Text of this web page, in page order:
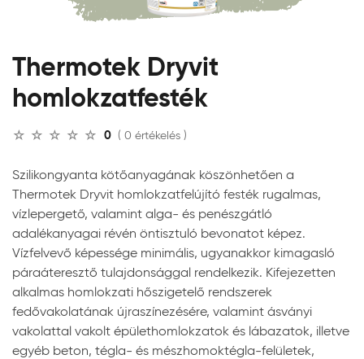
Thermotek Dryvit
homlokzatfesték
0 ( 0 értékelés )
Szilikongyanta kötőanyagának köszönhetően a
Thermotek Dryvit homlokzatfelújító festék rugalmas,
vízlepergető, valamint alga- és penészgátló
adalékanyagai révén öntisztuló bevonatot képez.
Vízfelvevő képessége minimális, ugyanakkor kimagasló
páraáteresztő tulajdonsággal rendelkezik. Kifejezetten
alkalmas homlokzati hőszigetelő rendszerek
fedővakolatának újraszínezésére, valamint ásványi
vakolattal vakolt épülethomlokzatok és lábazatok, illetve
egyéb beton, tégla- és mészhomoktégla-felületek,